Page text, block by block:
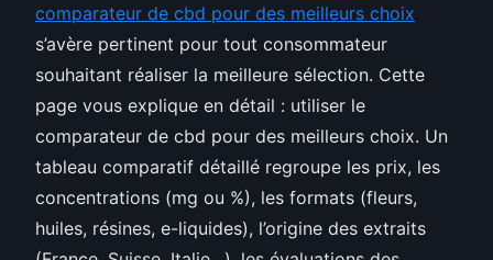
comparateur de cbd pour des meilleurs choix
s’avère pertinent pour tout consommateur
souhaitant réaliser la meilleure sélection. Cette
page vous explique en détail : utiliser le
comparateur de cbd pour des meilleurs choix. Un
tableau comparatif détaillé regroupe les prix, les
concentrations (mg ou %), les formats (fleurs,
huiles, résines, e-liquides), l’origine des extraits